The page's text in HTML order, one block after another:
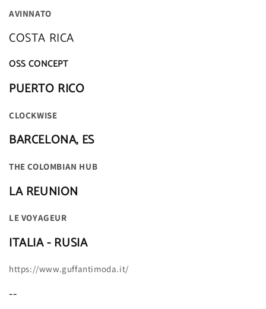
AVINNATO
COSTA RICA
OSS CONCEPT
PUERTO RICO
CLOCKWISE
BARCELONA, ES
THE COLOMBIAN HUB
LA REUNION
LE VOYAGEUR
ITALIA - RUSIA
https://www.guffantimoda.it/
--